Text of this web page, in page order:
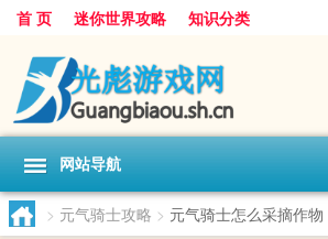
首 页 迷你世界攻略 知识分类
网站导航
> 元气骑士攻略 > 元气骑士怎么采摘作物